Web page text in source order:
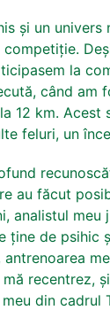
și un univers
la
când am
12 km. Acest
feluri, un
au făcut
analistul meu
ține de psihic
antrenoarea
recentrez,
din cadrul